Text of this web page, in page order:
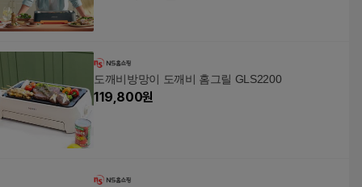
도깨비방망이 도깨비 홈그릴 GLS2200
119,800원